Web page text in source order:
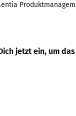
jetzt ein, um